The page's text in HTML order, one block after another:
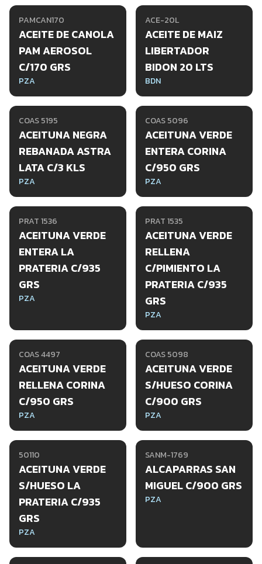
PAMCAN170
ACEITE DE CANOLA
PAM AEROSOL
C/170 GRS
PZA
ACE-20L
ACEITE DE MAIZ
LIBERTADOR
BIDON 20 LTS
BDN
COAS 5195
ACEITUNA NEGRA
REBANADA ASTRA
LATA C/3 KLS
PZA
COAS 5096
ACEITUNA VERDE
ENTERA CORINA
C/950 GRS
PZA
PRAT 1536
ACEITUNA VERDE
ENTERA LA
PRATERIA C/935
GRS
PZA
PRAT 1535
ACEITUNA VERDE
RELLENA
C/PIMIENTO LA
PRATERIA C/935
GRS
PZA
COAS 4497
ACEITUNA VERDE
RELLENA CORINA
C/950 GRS
PZA
COAS 5098
ACEITUNA VERDE
S/HUESO CORINA
C/900 GRS
PZA
50110
ACEITUNA VERDE
S/HUESO LA
PRATERIA C/935
GRS
PZA
SANM-1769
ALCAPARRAS SAN
MIGUEL C/900 GRS
PZA